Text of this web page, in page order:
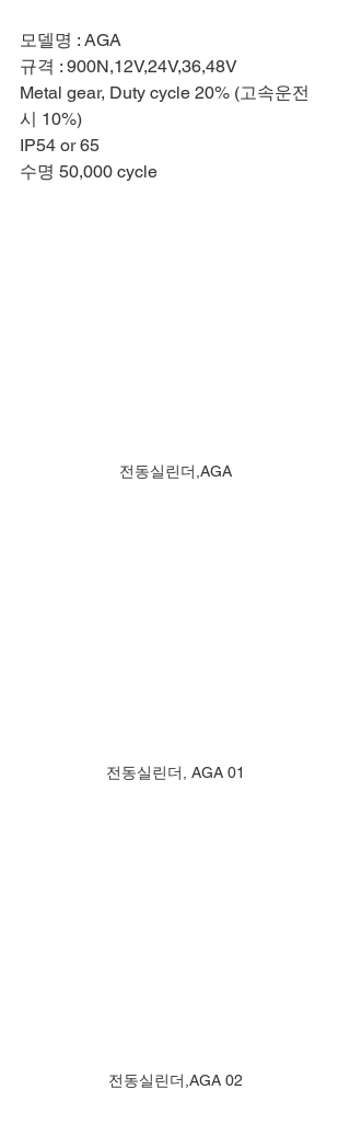
모델명 : AGA
규격 : 900N,12V,24V,36,48V
Metal gear, Duty cycle 20% (고속운전
시 10%)
IP54 or 65
수명 50,000 cycle
전동실린더,AGA
전동실린더, AGA 01
전동실린더,AGA 02